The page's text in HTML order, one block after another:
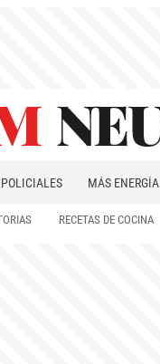
POLICIALES MÁS ENERGÍA
RECETAS DE COCINA